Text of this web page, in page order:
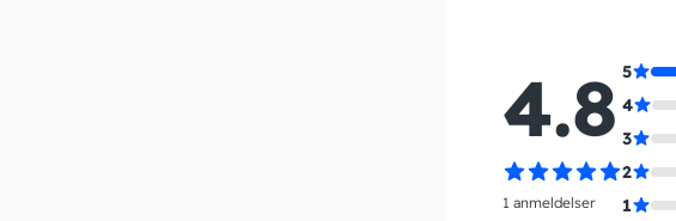
4.8
1 anmeldelser
5
4
3
2
1